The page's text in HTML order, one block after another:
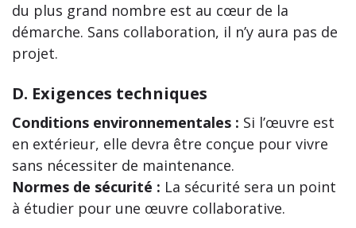
du plus grand nombre est au cœur de la
démarche. Sans collaboration, il n’y aura pas de
projet.
D. Exigences techniques
Conditions environnementales : Si l’œuvre est
en extérieur, elle devra être conçue pour vivre
sans nécessiter de maintenance.
Normes de sécurité : La sécurité sera un point
à étudier pour une œuvre collaborative.